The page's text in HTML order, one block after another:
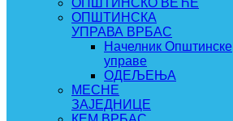
ОПШТИНСКО ВЕЋЕ
ОПШТИНСКА
УПРАВА ВРБАС
Начелник Општинске
управе
ОДЕЉЕЊА
МЕСНЕ
ЗАЈЕДНИЦЕ